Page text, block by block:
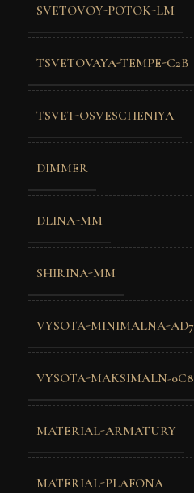
SVETOVOY-POTOK-LM
TSVETOVAYA-TEMPE-C2B
TSVET-OSVESCHENIYA
DIMMER
DLINA-MM
SHIRINA-MM
VYSOTA-MINIMALNA-AD7
VYSOTA-MAKSIMALN-0C8
MATERIAL-ARMATURY
MATERIAL-PLAFONA